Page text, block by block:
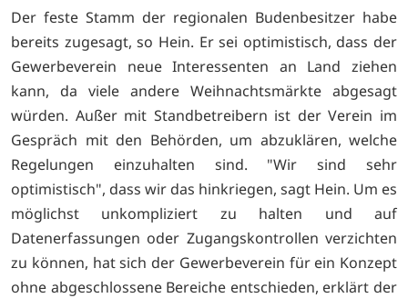
Der feste Stamm der regionalen Budenbesitzer habe
bereits zugesagt, so Hein. Er sei optimistisch, dass der
Gewerbeverein neue Interessenten an Land ziehen
kann, da viele andere Weihnachtsmärkte abgesagt
würden. Außer mit Standbetreibern ist der Verein im
Gespräch mit den Behörden, um abzuklären, welche
Regelungen einzuhalten sind. "Wir sind sehr
optimistisch", dass wir das hinkriegen, sagt Hein. Um es
möglichst unkompliziert zu halten und auf
Datenerfassungen oder Zugangskontrollen verzichten
zu können, hat sich der Gewerbeverein für ein Konzept
ohne abgeschlossene Bereiche entschieden, erklärt der